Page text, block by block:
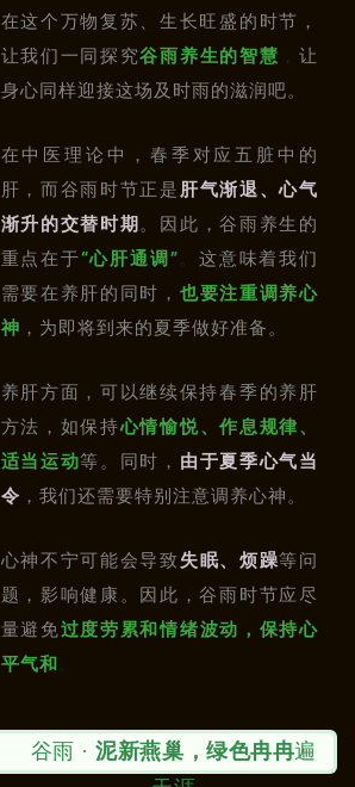
在这个万物复苏、生长旺盛的时节，
让我们一同探究谷雨养生的智慧 ，让
身心同样迎接这场及时雨的滋润吧。
在中医理论中，春季对应五脏中的
肝，而谷雨时节正是 肝气渐退、心气
渐升的交替时期。因此，谷雨养生的
重点在于“心肝通调” 。这意味着我们
需要在养肝的同时， 也要注重调养心
神 ，为即将到来的夏季做好准备。
养肝方面，可以继续保持春季的养肝
方法，如保持心情愉悦、作息规律、
适当运动等。同时， 由于夏季心气当
令 ，我们还需要特别注意调养心神。
心神不宁可能会导致失眠、烦躁等问
题，影响健康。因此，谷雨时节应尽
量避免过度劳累和情绪波动，保持心
平气和
谷雨 ·泥新燕巢，绿色冉冉遍